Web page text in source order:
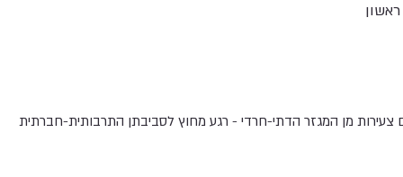
צעירות מן המגזר הדתי- חרדי - רגע מחוץ לסביבתן התרבותית-חברתית